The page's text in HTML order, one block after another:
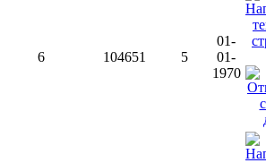
6 104651 5
01-
01-
1970